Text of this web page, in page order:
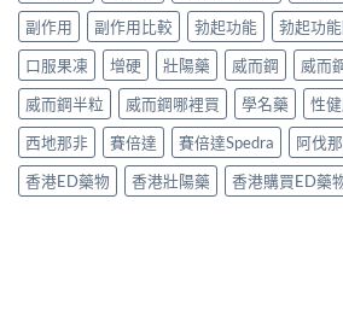
副作用
副作用比較 勃起功能 勃起功
口服果凍
增硬 壯陽藥 威而鋼 威而
威而鋼半粒
威而鋼哪裡買 學名藥 性
西地那非
賽倍達 賽倍達Spedra 阿伐
香港ED藥物
香港壯陽藥 香港購買ED藥